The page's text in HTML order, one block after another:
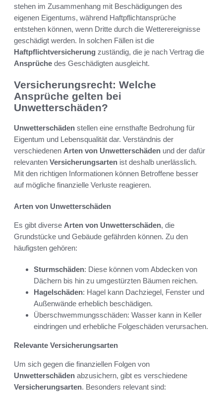
stehen im Zusammenhang mit Beschädigungen des
eigenen Eigentums, während Haftpflichtansprüche
entstehen können, wenn Dritte durch die Wetterereignisse
geschädigt werden. In solchen Fällen ist die
Haftpflichtversicherung zuständig, die je nach Vertrag die
Ansprüche des Geschädigten ausgleicht.
Versicherungsrecht: Welche
Ansprüche gelten bei
Unwetterschäden?
Unwetterschäden stellen eine ernsthafte Bedrohung für
Eigentum und Lebensqualität dar. Verständnis der
verschiedenen Arten von Unwetterschäden und der dafür
relevanten Versicherungsarten ist deshalb unerlässlich.
Mit den richtigen Informationen können Betroffene besser
auf mögliche finanzielle Verluste reagieren.
Arten von Unwetterschäden
Es gibt diverse Arten von Unwetterschäden, die
Grundstücke und Gebäude gefährden können. Zu den
häufigsten gehören:
Sturmschäden: Diese können vom Abdecken von
Dächern bis hin zu umgestürzten Bäumen reichen.
Hagelschäden: Hagel kann Dachziegel, Fenster und
Außenwände erheblich beschädigen.
Überschwemmungsschäden: Wasser kann in Keller
eindringen und erhebliche Folgeschäden verursachen.
Relevante Versicherungsarten
Um sich gegen die finanziellen Folgen von
Unwetterschäden abzusichern, gibt es verschiedene
Versicherungsarten. Besonders relevant sind: